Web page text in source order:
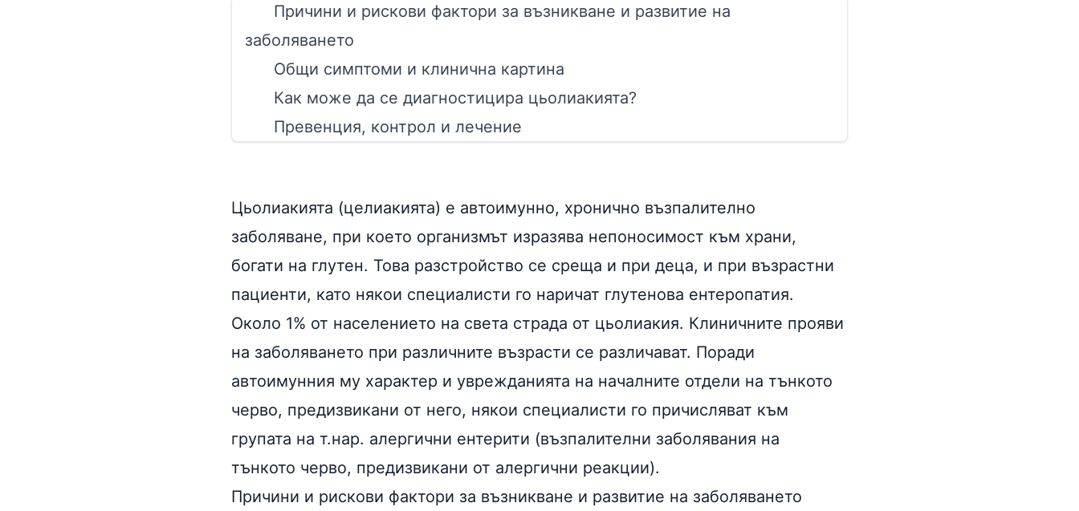
Причини и рискови фактори за възникване и развитие на
заболяването
Общи симптоми и клинична картина
Как може да се диагностицира цьолиакията?
Превенция, контрол и лечение
Цьолиакията (целиакията) е автоимунно, хронично възпалително
заболяване, при което организмът изразява непоносимост към храни,
богати на глутен. Това разстройство се среща и при деца, и при възрастни
пациенти, като някои специалисти го наричат глутенова ентеропатия.
Около 1% от населението на света страда от цьолиакия. Клиничните прояви
на заболяването при различните възрасти се различават. Поради
автоимунния му характер и уврежданията на началните отдели на тънкото
черво, предизвикани от него, някои специалисти го причисляват към
групата на т.нар. алергични ентерити (възпалителни заболявания на
тънкото черво, предизвикани от алергични реакции).
Причини и рискови фактори за възникване и развитие на заболяването